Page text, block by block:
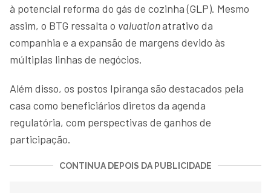
à potencial reforma do gás de cozinha (GLP). Mesmo
assim, o BTG ressalta o valuationatrativo da
companhia e a expansão de margens devido às
múltiplas linhas de negócios.
Além disso, os postos Ipiranga são destacados pela
casa como beneficiários diretos da agenda
regulatória, com perspectivas de ganhos de
participação.
CONTINUA DEPOIS DA PUBLICIDADE